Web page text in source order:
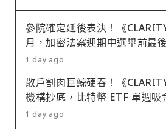
參院確定延後表決！《
月，加密法案迎期中選舉前最
1 day ago
散戶割肉巨鯨硬吞！《
機構抄底，比特幣 ETF 單週吸
1 day ago